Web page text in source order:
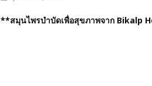
**สมุนไพรบำบัดเพื่อสุขภาพจาก Bikalp